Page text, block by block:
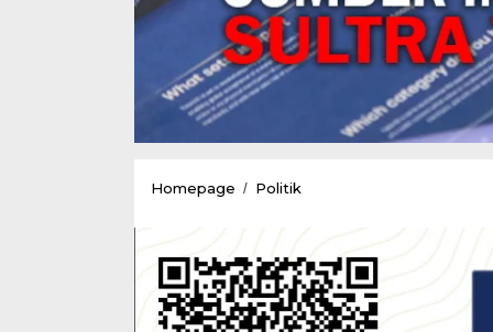
Homepage / PolitikPasangan
Gugatan
Ke
MK